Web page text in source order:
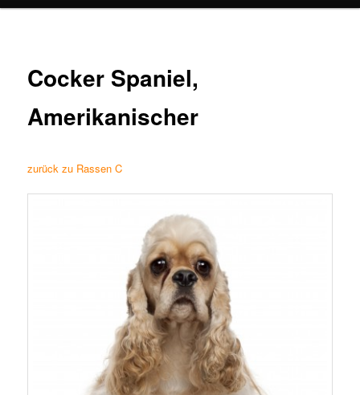
Cocker Spaniel,
Amerikanischer
zurück zu Rassen C